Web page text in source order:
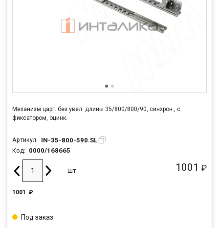
Механизм царг. без увел. длины 35/800/800/90, синхрон., с
фиксатором, оцинк.
Артикул: IN-35-800-590.SL
Код: 0000/168665
1001 ₽
шт
1001 ₽
Под заказ